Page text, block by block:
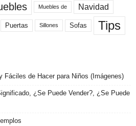
Muebles de Navidad
Puertas Sillones Sofas Tips
Fáciles de Hacer para Niños (Imágenes)
¿Se Puede Vender?, ¿Se Puede